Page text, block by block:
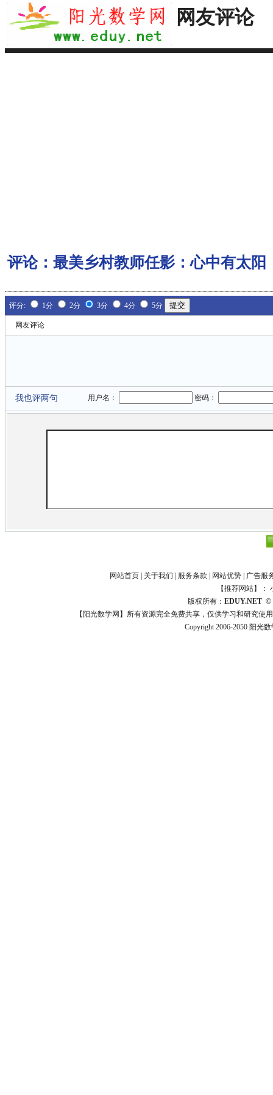
网友评论
评论： 最美乡村教师任影：心中有太阳
评分: 1分 2分 3分 4分 5分
网友评论
我也评两句 用户名： 密码：
网站首页 关于我们 服务条款 网站优势
广告服
【推荐网站】：
版权所有：EDUY.NET ©
【阳光数学网】所有资源完全免费共享，仅供学习和研究
Copyright 2006-2050 阳光